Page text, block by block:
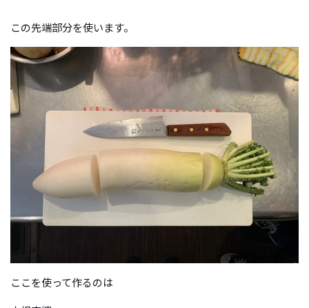
この先端部分を使います。
ここを使って作るのは